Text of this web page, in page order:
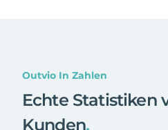
Outvio In Zahlen
Echte Statistiken
Kunden.